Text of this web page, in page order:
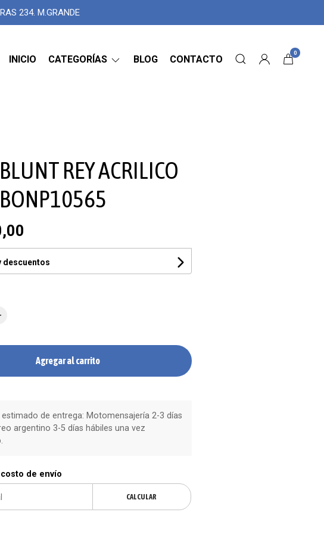
234. M.GRANDE
INICIO CATEGORÍAS BLOG CONTACTO
0
REY ACRILICO
descuentos
Agregar al carrito
de entrega: Motomensajería 2-3 días
argentino 3-5 días hábiles una vez
de envío
CALCULAR